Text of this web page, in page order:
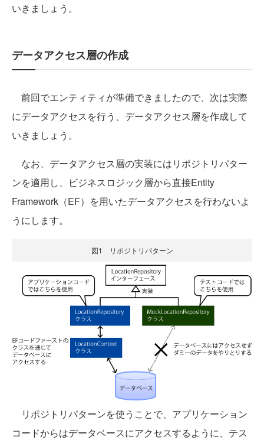
いきましょう。
データアクセス層の作成
前回でエンティティが準備できましたので、次は実際
にデータアクセスを行う、データアクセス層を作成して
いきましょう。
なお、データアクセス層の実装にはリポジトリパター
ンを適用し、ビジネスロジック層から直接Entity
Framework（EF）を用いたデータアクセスを行わないよ
うにします。
図1 リポジトリパターン
リポジトリパターンを使うことで、アプリケーション
コードからはデータベースにアクセスするように、テス